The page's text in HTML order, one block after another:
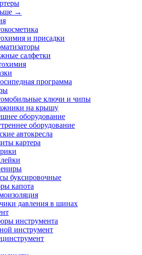
→
и присадки
салфетки
программа
ключи и чипы
на крышу
оборудование
оборудование
автокресла
картера
буксировочные
капота
давления в шинах
инструмента
инструмент